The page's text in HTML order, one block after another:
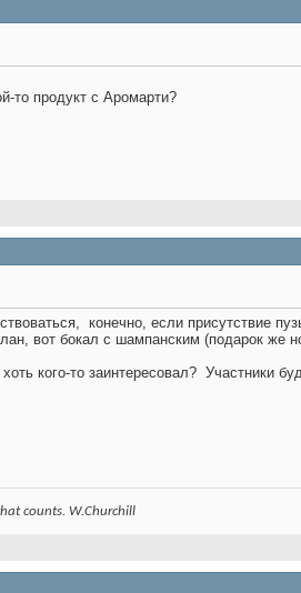
то продукт с Аромарти?
конечно, если присутствие
вот бокал с шампанским (подарок же
кого-то заинтересовал? Участники
counts. W.Churchill